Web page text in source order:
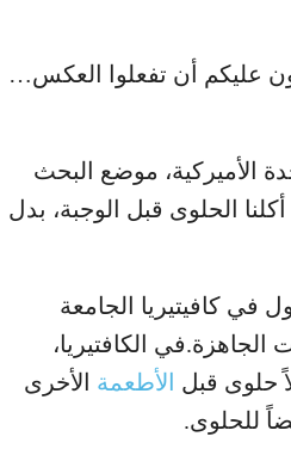
عليكم أن تفعلوا العكس…
الأميركية، موضع البحث
الحلوى قبل الوجبة، بدل
في كافيتيريا الجامعة
الكافتيريا،
حلوى قبل الأطعمة الأخرى
للحلوى.